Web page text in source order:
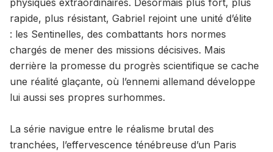
physiques extraordinaires. Désormais plus fort, plus
rapide, plus résistant, Gabriel rejoint une unité d’élite
: les Sentinelles, des combattants hors normes
chargés de mener des missions décisives. Mais
derrière la promesse du progrès scientifique se cache
une réalité glaçante, où l’ennemi allemand développe
lui aussi ses propres surhommes.
La série navigue entre le réalisme brutal des
tranchées, l’effervescence ténébreuse d’un Paris